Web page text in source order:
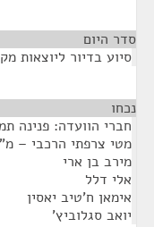
סדר היום
סיוע בדיור ליוצאות
נכחו
חברי הוועדה: פנינה
מטי צרפתי הרכבי –
מירב בן ארי
אלי דלל
אימאן ח'טיב יאסין
יואב סגלוביץ'